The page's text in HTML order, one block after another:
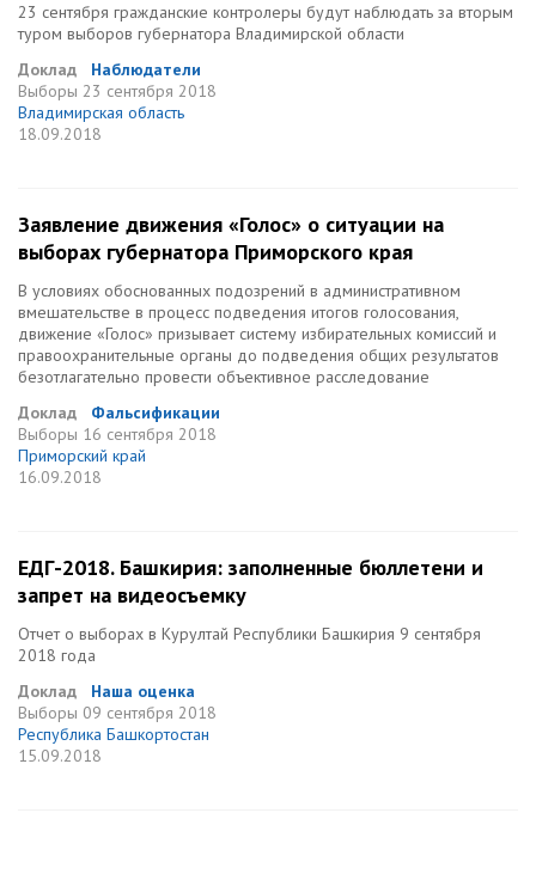
23 сентября гражданские контролеры будут наблюдать за вторым
туром выборов губернатора Владимирской области
Доклад
Наблюдатели
Выборы 23 сентября 2018
Владимирская область
18.09.2018
Заявление движения «Голос» о ситуации на
выборах губернатора Приморского края
В условиях обоснованных подозрений в административном
вмешательстве в процесс подведения итогов голосования,
движение «Голос» призывает систему избирательных комиссий и
правоохранительные органы до подведения общих результатов
безотлагательно провести объективное расследование
Доклад
Фальсификации
Выборы 16 сентября 2018
Приморский край
16.09.2018
ЕДГ-2018. Башкирия: заполненные бюллетени и
запрет на видеосъемку
Отчет о выборах в Курултай Республики Башкирия 9 сентября
2018 года
Доклад
Наша оценка
Выборы 09 сентября 2018
Республика Башкортостан
15.09.2018